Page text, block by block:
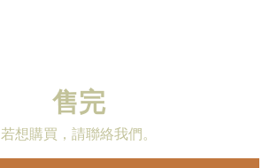
售完
若想購買，請聯絡我們。